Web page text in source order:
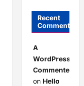
Recent
Comments
A
WordPress
Commenter
on Hello